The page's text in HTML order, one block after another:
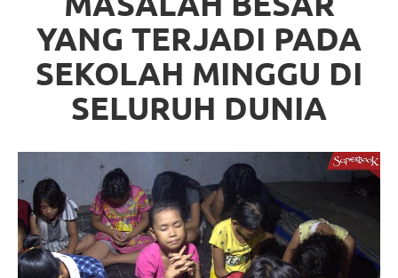
YANG TERJADI PADA
SEKOLAH MINGGU DI
SELURUH DUNIA